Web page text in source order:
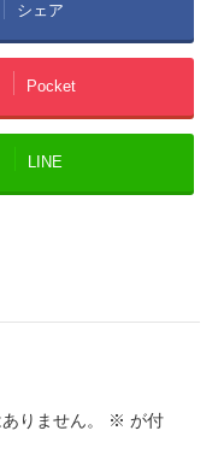
シェア
Pocket
LINE
りません。 ※ が付